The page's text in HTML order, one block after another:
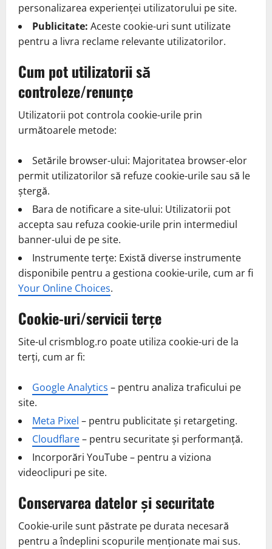
personalizarea experienței utilizatorului pe site.
Publicitate: Aceste cookie-uri sunt utilizate
pentru a livra reclame relevante utilizatorilor.
Cum pot utilizatorii să
controleze/renunțe
Utilizatorii pot controla cookie-urile prin
următoarele metode:
Setările browser-ului: Majoritatea browser-elor
permit utilizatorilor să refuze cookie-urile sau să le
ștergă.
Bara de notificare a site-ului: Utilizatorii pot
accepta sau refuza cookie-urile prin intermediul
banner-ului de pe site.
Instrumente terțe: Există diverse instrumente
disponibile pentru a gestiona cookie-urile, cum ar fi
Your Online Choices.
Cookie-uri/servicii terțe
Site-ul crismblog.ro poate utiliza cookie-uri de la
terți, cum ar fi:
Google Analytics – pentru analiza traficului pe
site.
Meta Pixel – pentru publicitate și retargeting.
Cloudflare– pentru securitate și performanță.
Incorporări YouTube – pentru a viziona
videoclipuri pe site.
Conservarea datelor și securitate
Cookie-urile sunt păstrate pe durata necesară
pentru a îndeplini scopurile menționate mai sus.